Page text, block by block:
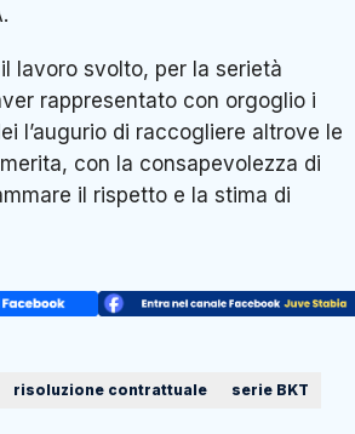
lavoro svolto, per la serietà
rappresentato con orgoglio i
l’augurio di raccogliere altrove le
con la consapevolezza di
il rispetto e la stima di
risoluzione contrattuale
serie BKT